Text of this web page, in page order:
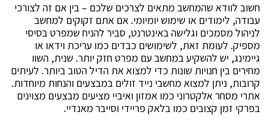
חשוב לוודא שהמחשב מתאים לצרכים שלכם – בין אם זה לצורכי
עבודה, לימודים או שימוש יומיומי. אם אתם זקוקים למחשב
לניהול מסמכים וגלישה באינטרנט, סביר להניח שמפרט בסיסי
מספיק. לעומת זאת, לשימושים כבדים כמו עריכת וידאו או
גיימינג, יש להשקיע במחשב עם מפרט חזק יותר. שנית, השוו
מחירים בין חנויות שונות כדי למצוא את הדיל הטוב ביותר. לעיתים
קרובות, ניתן למצוא מחשבי נייד זולים במבצעים והנחות מיוחדות.
אתרי מסחר אלקטרוני כמו אמזון ואיביי מציעים מבצעים מצוינים
בפרקי זמן קצובים כמו בלאק פריידי וסייבר מאנדיי.